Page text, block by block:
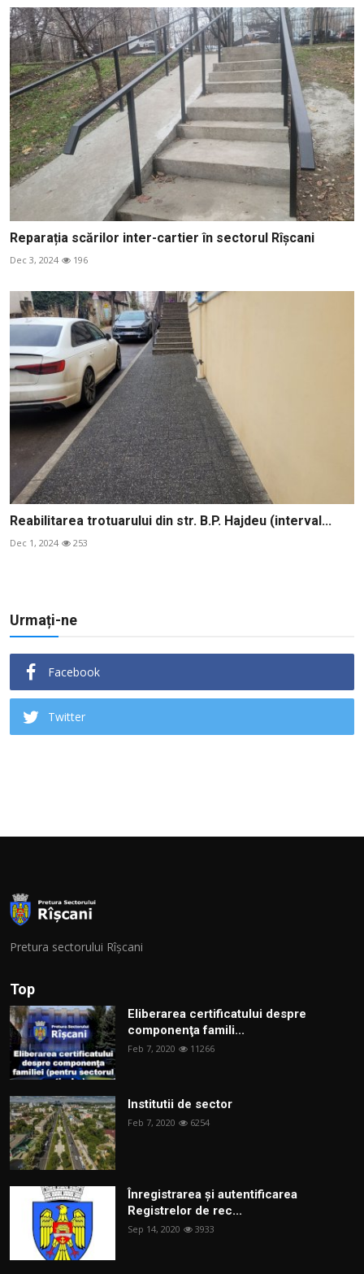
Reparația scărilor inter-cartier în sectorul Rîșcani
Dec 3, 2024 196
Reabilitarea trotuarului din str. B.P. Hajdeu (interval...
Dec 1, 2024 253
Urmați-ne
Facebook
Twitter
Pretura sectorului Rîșcani
Top
Eliberarea certificatului despre
componenţa famili...
Feb 7, 2020 11266
Institutii de sector
Feb 7, 2020 6254
Înregistrarea și autentificarea
Registrelor de rec...
Sep 14, 2020 3933